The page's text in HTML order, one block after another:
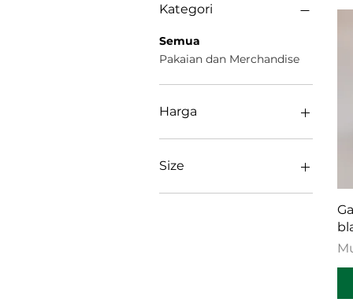
Kategori
Semua
Pakaian dan Merchandise
Harga
US$4
Size
11oz